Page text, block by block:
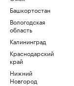
Башкортостан
Вологодская
область
Калининград
Краснодарский
край
Нижний
Новгород